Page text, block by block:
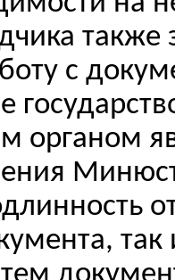
также
с
органом
так